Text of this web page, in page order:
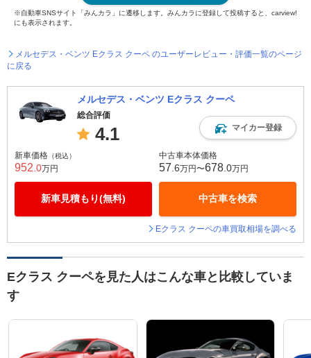
※自動車SNSサイト「みんカラ」に遷移します。みんカラに登録して投稿すると、carview!
にも表示されます。
メルセデス・ベンツ Eクラス クーペ のユーザーレビュー・評価一覧のページ
に戻る
メルセデス・ベンツ Eクラス クーペ
総合評価
4.1 マイカー登録
新車価格 （税込）
952.0万円
新車見積もり(無料)
中古車本体価格
57.6万円〜678.0万円
中古車を検索
Eクラス クーペの車買取相場を調べる
Eクラス クーペを見た人はこんな車と比較していま
す